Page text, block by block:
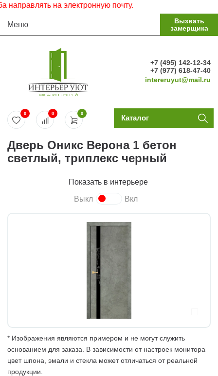
на электронную почту.
Меню
Вызвать
замерщика
+7 (495) 142-12-34
+7 (977) 618-47-40
intereruyut@mail.ru
0
0 0 Каталог
Дверь Оникс Верона 1 бетон
светлый, триплекс черный
Показать в интерьере
Выкл Вкл
* Изображения являются примером и не могут служить
основанием для заказа. В зависимости от настроек монитора
цвет шпона, эмали и стекла может отличаться от реальной
продукции.